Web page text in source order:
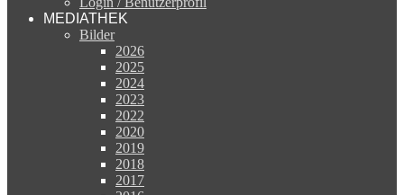
MEDIATHEK
Bilder
2026
2025
2024
2023
2022
2020
2019
2018
2017